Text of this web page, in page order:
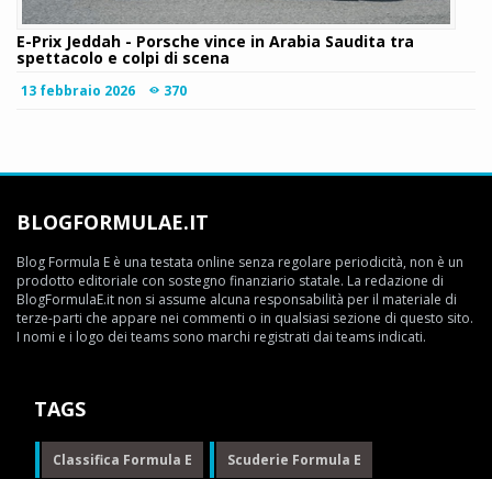
E-Prix Jeddah - Porsche vince in Arabia Saudita tra
spettacolo e colpi di scena
13 febbraio 2026 370
BLOGFORMULAE.IT
Blog Formula E è una testata online senza regolare periodicità, non è un
prodotto editoriale con sostegno finanziario statale. La redazione di
BlogFormulaE.it non si assume alcuna responsabilità per il materiale di
terze-parti che appare nei commenti o in qualsiasi sezione di questo sito.
I nomi e i logo dei teams sono marchi registrati dai teams indicati.
TAGS
Classifica Formula E Scuderie Formula E